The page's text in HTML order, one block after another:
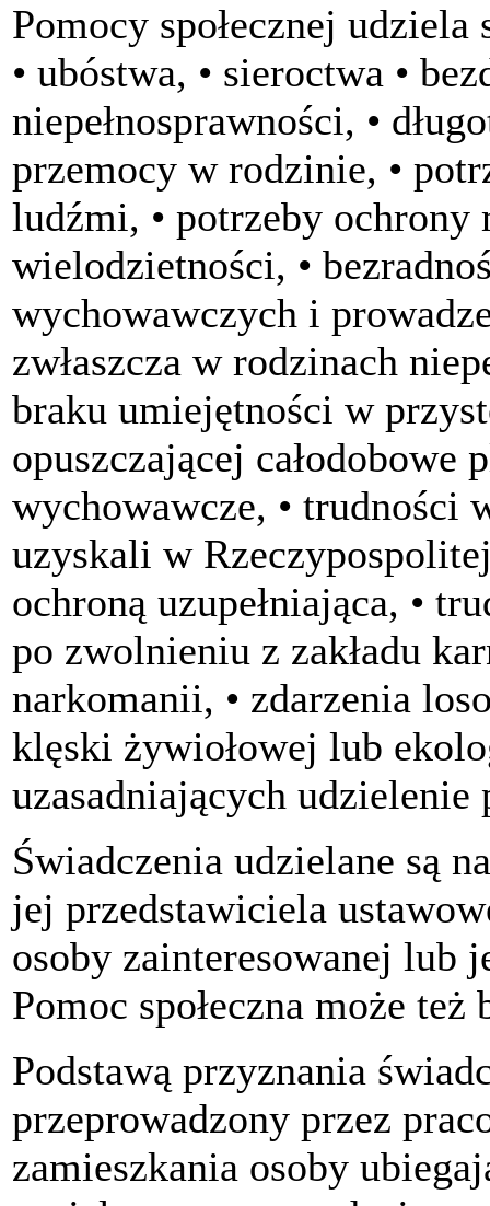
Pomocy społecznej
• ubóstwa, • sieroctwa •
niepełnosprawności, •
przemocy w rodzinie, •
ludźmi, • potrzeby ochrony
wielodzietności, •
wychowawczych i
zwłaszcza w rodzinach
braku umiejętności w
opuszczającej całodobowe
wychowawcze, • trudności
uzyskali w
ochroną uzupełniająca, •
po zwolnieniu z zakładu
narkomanii, • zdarzenia
klęski żywiołowej lub
uzasadniających udzielenie
Świadczenia udzielane są
jej przedstawiciela
osoby zainteresowanej lub
Pomoc społeczna może
Podstawą przyznania
przeprowadzony przez
zamieszkania osoby